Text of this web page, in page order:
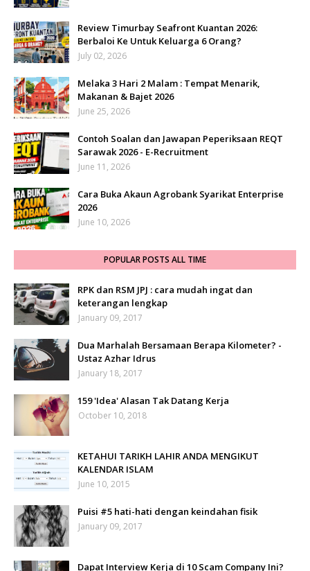
Review Timurbay Seafront Kuantan 2026:
Berbaloi Ke Untuk Keluarga 6 Orang?
July 02, 2026
Melaka 3 Hari 2 Malam : Tempat Menarik,
Makanan & Bajet 2026
June 25, 2026
Contoh Soalan dan Jawapan Peperiksaan REQT
Sarawak 2026 - E-Recruitment
June 11, 2026
Cara Buka Akaun Agrobank Syarikat Enterprise
2026
June 10, 2026
POPULAR POSTS ALL TIME
RPK dan RSM JPJ : cara mudah ingat dan
keterangan lengkap
January 09, 2017
Dua Marhalah Bersamaan Berapa Kilometer? -
Ustaz Azhar Idrus
January 18, 2017
159 'Idea' Alasan Tak Datang Kerja
October 10, 2018
KETAHUI TARIKH LAHIR ANDA MENGIKUT
KALENDAR ISLAM
June 10, 2015
Puisi #5 hati-hati dengan keindahan fisik
January 09, 2017
Dapat Interview Kerja di 10 Scam Company Ini?